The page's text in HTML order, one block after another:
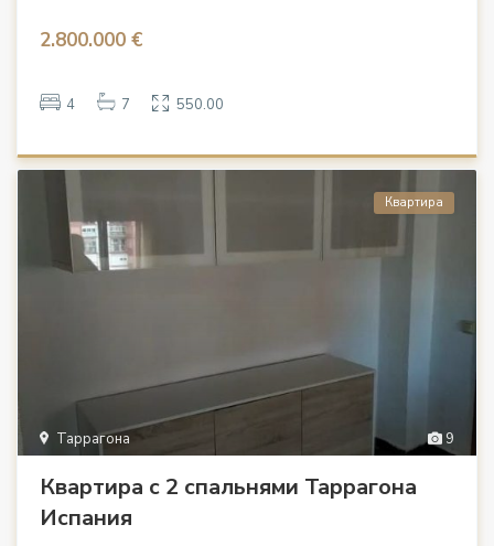
2.800.000 €
4 7 550.00
9
Таррагона
Квартира
Квартира с 2 спальнями Таррагона
Испания